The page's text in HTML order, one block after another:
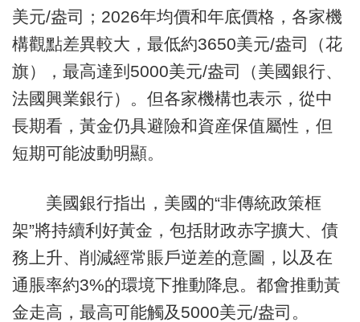
美元/盎司；2026年均價和年底價格，各家機
構觀點差異較大，最低約3650美元/盎司（花
旗），最高達到5000美元/盎司（美國銀行、
法國興業銀行）。但各家機構也表示，從中
長期看，黃金仍具避險和資産保值屬性，但
短期可能波動明顯。
美國銀行指出，美國的“非傳統政策框
架”將持續利好黃金，包括財政赤字擴大、債
務上升、削減經常賬戶逆差的意圖，以及在
通脹率約3%的環境下推動降息。都會推動黃
金走高，最高可能觸及5000美元/盎司。